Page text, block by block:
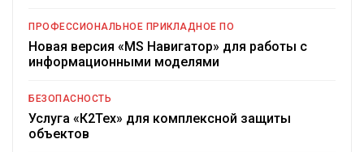
ПРОФЕССИОНАЛЬНОЕ ПРИКЛАДНОЕ ПО
Новая версия «MS Навигатор» для работы с
информационными моделями
БЕЗОПАСНОСТЬ
Услуга «К2Тех» для комплексной защиты
объектов